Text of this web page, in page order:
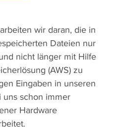
wir daran, die in
Dateien nur
nicht länger mit Hilfe
(AWS) zu
Eingaben in unseren
schon immer
Hardware